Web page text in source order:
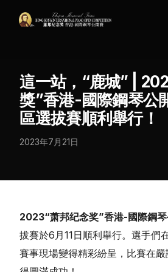
這一站，“鹿城” |
獎”香港-國際鋼琴公
區選拔賽順利舉行！
2023年7月21日
2023“萧邦纪念奖”香港-國際鋼琴
拔賽於6月11日順利舉行。選手們
賽事現場變得精彩紛呈，比賽在